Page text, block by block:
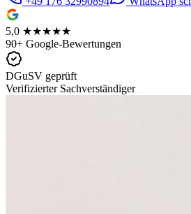
5,0 ★★★★★
90+ Google-Bewertungen
DGuSV geprüft
Verifizierter Sachverständiger